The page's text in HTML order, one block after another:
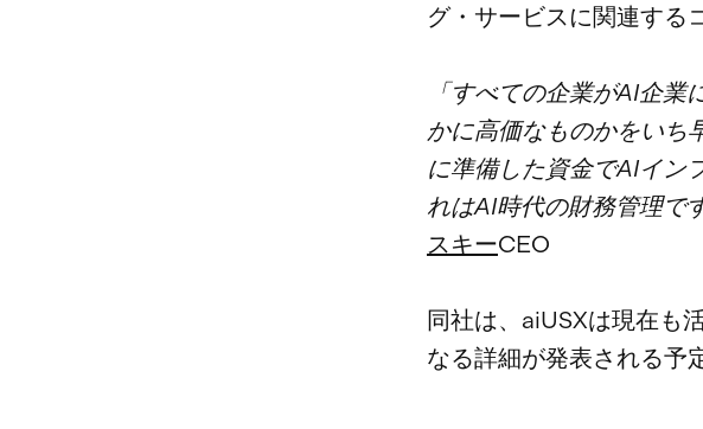
グ・サービスに関連する
「すべての企業がAI企
かに高価なものかをいち
に準備した資金でAIイン
れはAI時代の財務管理で
スキーCEO
同社は、aiUSXは現在も
なる詳細が発表される予